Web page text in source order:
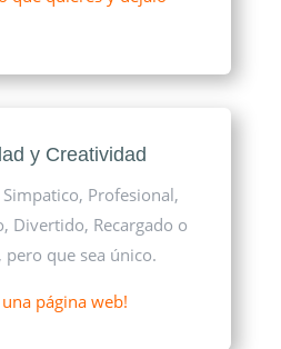
y Creatividad
Profesional,
Divertido, Recargado o
que sea único.
página web!